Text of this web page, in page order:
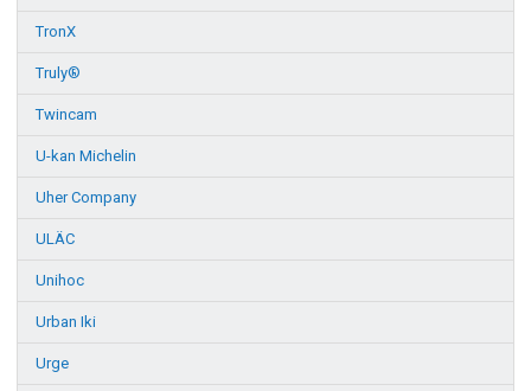
TronX
Truly®
Twincam
U-kan Michelin
Uher Company
ULÄC
Unihoc
Urban Iki
Urge